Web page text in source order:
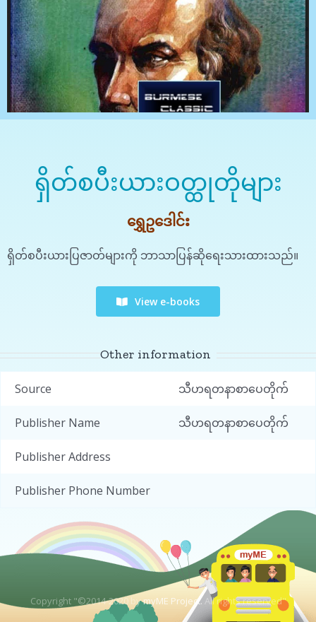
ရှိတ်စပီးယားဝတ္ထုတိုများ
ရွှေဥဒေါင်း
ရှိတ်စပီးယားပြဇာတ်များကို ဘာသာပြန်ဆိုရေးသားထားသည်။
View e-books
Other information
Source သီဟရတနာစာပေတိုက်
Publisher Name သီဟရတနာစာပေတိုက်
Publisher Address
Publisher Phone Number
Copyright "©2014-2020 bymyME Project.All rights reserved"